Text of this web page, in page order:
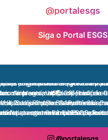
@portalesgs
Siga o Portal ESGS
@portalesgs